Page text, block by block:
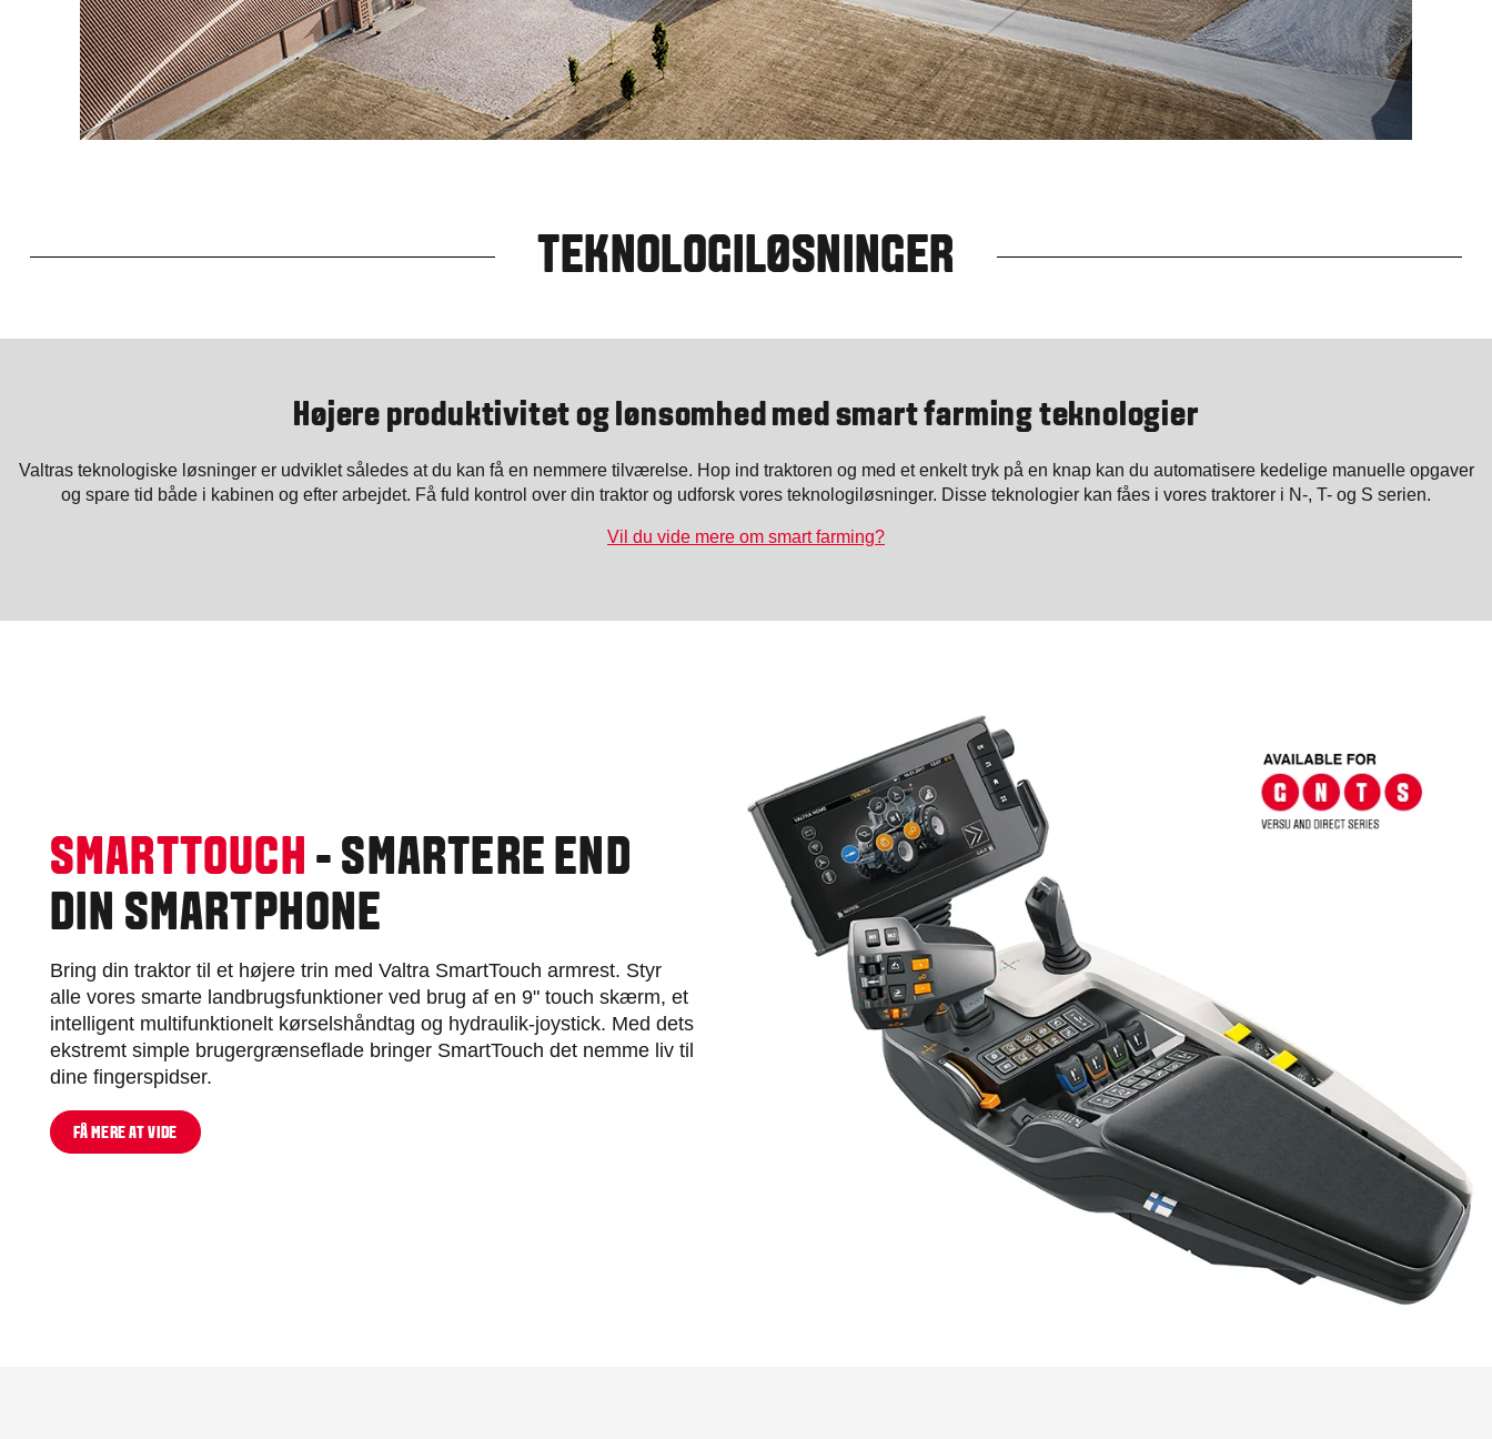
Brazil
Middle East
United Arab Emirates
Africa
English
TEKNOLOGILØSNINGER
Højere produktivitet og lønsomhed med smart farming teknologier
Valtras teknologiske løsninger er udviklet således at du kan få en nemmere tilværelse. Hop ind traktoren og med et enkelt tryk på en knap kan du automatisere kedelige manuelle opgaver
og spare tid både i kabinen og efter arbejdet. Få fuld kontrol over din traktor og udforsk vores teknologiløsninger. Disse teknologier kan fåes i vores traktorer i N-, T- og S serien.
Vil du vide mere om smart farming?
SMARTTOUCH - SMARTERE END
DIN SMARTPHONE
Bring din traktor til et højere trin med Valtra SmartTouch armrest. Styr
alle vores smarte landbrugsfunktioner ved brug af en 9" touch skærm, et
intelligent multifunktionelt kørselshåndtag og hydraulik-joystick. Med dets
ekstremt simple brugergrænseflade bringer SmartTouch det nemme liv til
dine fingerspidser.
FÅ MERE AT VIDE